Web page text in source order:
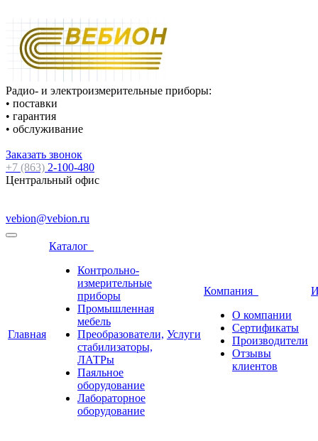
Радио- и электроизмерительные приборы:
• поставки
• гарантия
• обслуживание
Заказать звонок
+7 (863) 2-100-480
Центральный офис
vebion@vebion.ru
Главная
Каталог
Контрольно-
измерительные
приборы
Промышленная
мебель
Преобразователи,
стабилизаторы,
ЛАТРы
Паяльное
оборудование
Лабораторное
оборудование
Услуги
Компания
О компании
Сертификаты
Производители
Отзывы
клиентов